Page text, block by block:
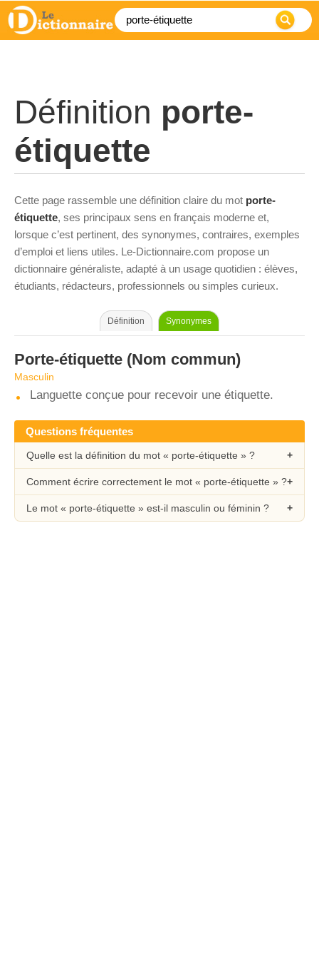
Définition porte-
étiquette
Cette page rassemble une définition claire du mot porte-
étiquette, ses principaux sens en français moderne et,
lorsque c’est pertinent, des synonymes, contraires, exemples
d’emploi et liens utiles. Le-Dictionnaire.com propose un
dictionnaire généraliste, adapté à un usage quotidien : élèves,
étudiants, rédacteurs, professionnels ou simples curieux.
Définition Synonymes
Porte-étiquette (Nom commun)
Masculin
Languette conçue pour recevoir une étiquette.
Questions fréquentes
Quelle est la définition du mot « porte-étiquette » ?
Comment écrire correctement le mot « porte-étiquette » ?
Le mot « porte-étiquette » est-il masculin ou féminin ?